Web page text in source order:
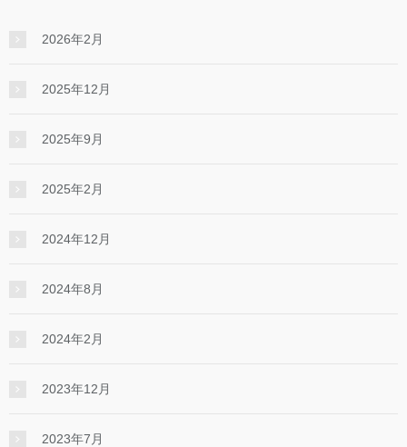
2026年2月
2025年12月
2025年9月
2025年2月
2024年12月
2024年8月
2024年2月
2023年12月
2023年7月